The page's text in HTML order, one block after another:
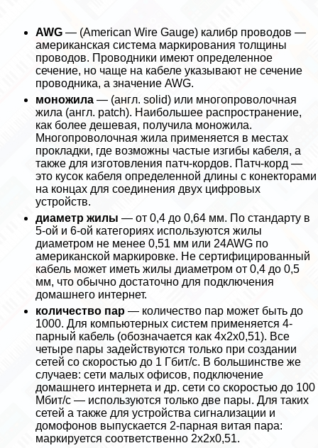
AWG — (American Wire Gauge) калибр проводов —
американская система маркирования толщины
проводов. Проводники имеют определенное
сечение, но чаще на кабеле указывают не сечение
проводника, а значение AWG.
моножила — (англ. solid) или многопроволочная
жила (англ. patch). Наибольшее распространение,
как более дешевая, получила моножила.
Многопроволочная жила применяется в местах
прокладки, где возможны частые изгибы кабеля, а
также для изготовления патч-кордов. Патч-корд —
это кусок кабеля определенной длины c конекторами
на концах для соединения двух цифровых
устройств.
диаметр жилы — от 0,4 до 0,64 мм. По стандарту в
5-ой и 6-ой категориях используются жилы
диаметром не менее 0,51 мм или 24AWG по
американской маркировке. Не сертифицированный
кабель может иметь жилы диаметром от 0,4 до 0,5
мм, что обычно достаточно для подключения
домашнего интернет.
количество пар — количество пар может быть до
1000. Для компьютерных систем применяется 4-
парный кабель (обозначается как 4х2х0,51). Все
четыре пары задействуются только при создании
сетей со скоростью до 1 Гбит/с. В большинстве же
случаев: сети малых офисов, подключение
домашнего интернета и др. сети со скоростью до 100
Мбит/с — используются только две пары. Для таких
сетей а также для устройства сигнализации и
домофонов выпускается 2-парная витая пара:
маркируется соответственно 2х2х0,51.